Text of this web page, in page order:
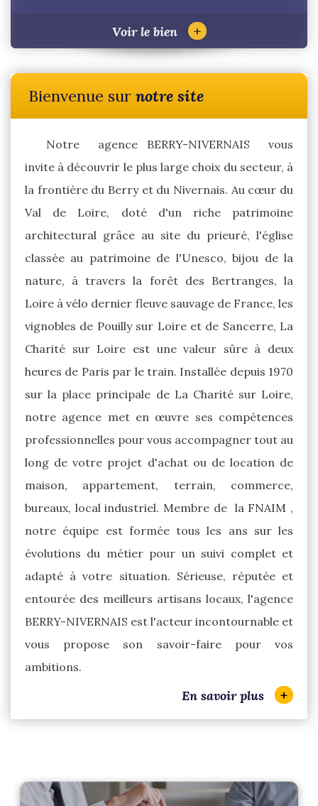
Voir le bien +
Bienvenue sur notre site
Notre agence BERRY-NIVERNAIS vous
invite à découvrir le plus large choix du secteur, à
la frontière du Berry et du Nivernais. Au cœur du
Val de Loire, doté d'un riche patrimoine
architectural grâce au site du prieuré, l'église
classée au patrimoine de l'Unesco, bijou de la
nature, à travers la forêt des Bertranges, la
Loire à vélo dernier fleuve sauvage de France, les
vignobles de Pouilly sur Loire et de Sancerre, La
Charité sur Loire est une valeur sûre à deux
heures de Paris par le train. Installée depuis 1970
sur la place principale de La Charité sur Loire,
notre agence met en œuvre ses compétences
professionnelles pour vous accompagner tout au
long de votre projet d'achat ou de location de
maison, appartement, terrain, commerce,
bureaux, local industriel. Membre de la FNAIM ,
notre équipe est formée tous les ans sur les
évolutions du métier pour un suivi complet et
adapté à votre situation. Sérieuse, réputée et
entourée des meilleurs artisans locaux, l'agence
BERRY-NIVERNAIS est l'acteur incontournable et
vous propose son savoir-faire pour vos
ambitions.
En savoir plus +